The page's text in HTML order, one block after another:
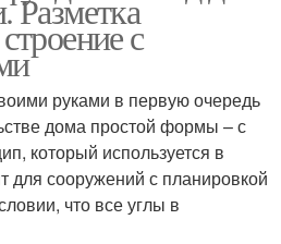
Разметка
с
руками в первую очередь
дома простой формы – с
который используется в
для сооружений с планировкой
что все углы в